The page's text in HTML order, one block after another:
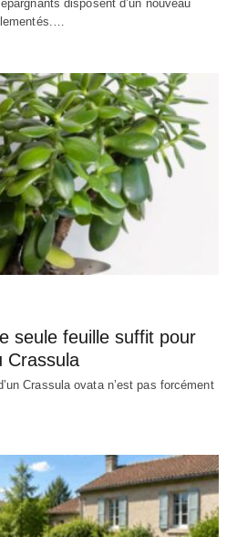
disposent d’un nouveau
seule feuille suffit pour
Crassula
Crassula ovata n’est pas forcément